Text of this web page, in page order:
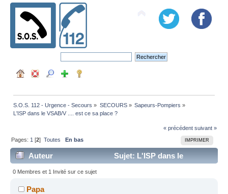
S.O.S. 112 - Urgence - Secours » SECOURS» Sapeurs-Pompiers »
L'ISP dans le VSAB/V .... est ce sa place ?
« précédent suivant »
IMPRIMER
Pages: 1 [2]Toutes En bas
Auteur
Sujet: L'ISP dans le
VSAB/V .... est ce sa place ? (Lu 28620 fois)
0 Membres et 1 Invité sur ce sujet
Papa